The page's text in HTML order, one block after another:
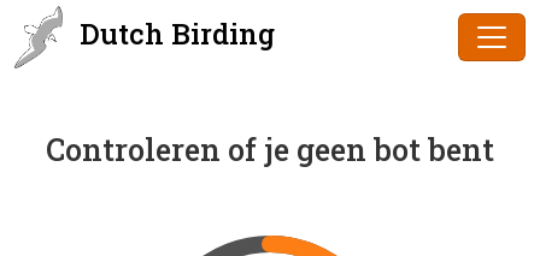
Dutch Birding
Controleren of je geen bot bent